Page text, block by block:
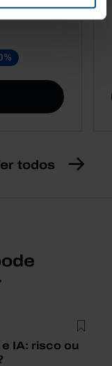
todos
IA: risco ou